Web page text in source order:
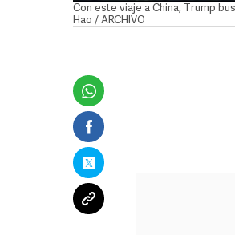
Con este viaje a China, Trump
Hao / ARCHIVO